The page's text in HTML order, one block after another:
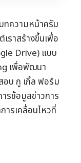
ทความหน้าครับ
ราสร้างขึ้นเพื่อ
Drive) แบบ
เพื่อพัฒนา
อบ กู เกิ้ล ฟอร์ม
รข้อมูลข่าวการ
รเคลื่อนไหวที่